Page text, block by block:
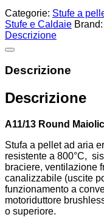
Categorie: Stufe a
Stufe e Caldaie Brand:
Descrizione
Descrizione
Descrizione
A11/13 Round
Stufa a pellet ad aria
resistente a 800°C,
braciere, ventilazione
canalizzabile (uscite
funzionamento a
motoriduttore
o superiore.